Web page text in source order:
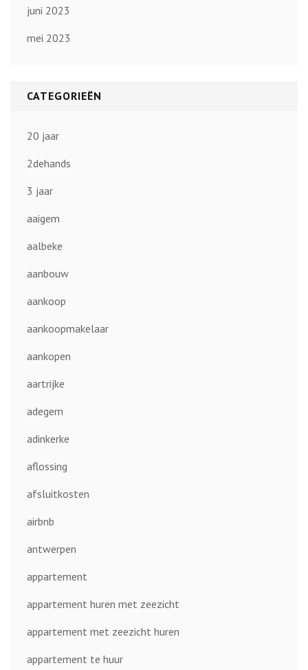
juni 2023
mei 2023
CATEGORIEËN
20 jaar
2dehands
3 jaar
aaigem
aalbeke
aanbouw
aankoop
aankoopmakelaar
aankopen
aartrijke
adegem
adinkerke
aflossing
afsluitkosten
airbnb
antwerpen
appartement
appartement huren met zeezicht
appartement met zeezicht huren
appartement te huur